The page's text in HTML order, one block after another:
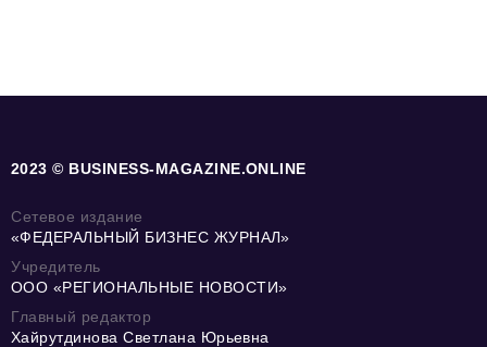
2023 © BUSINESS-MAGAZINE.ONLINE
Сетевое издание
«ФЕДЕРАЛЬНЫЙ БИЗНЕС ЖУРНАЛ»
Учредитель
ООО «РЕГИОНАЛЬНЫЕ НОВОСТИ»
Главный редактор
Хайрутдинова Светлана Юрьевна